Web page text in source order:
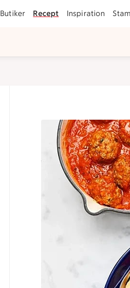
Butiker Recept Inspiration